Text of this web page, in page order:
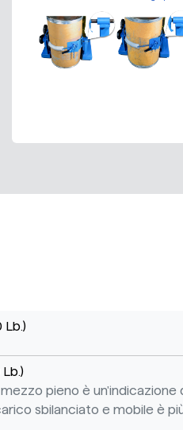
Lb.)
pieno è
sbilanciato e mobile è